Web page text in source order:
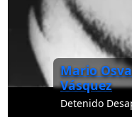
Mario
Vásquez
Detenido